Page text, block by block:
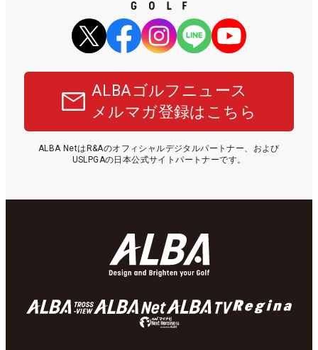
ALBAゴルフニュース
メルマガ登録はこちら
ALBA NetはR&Aのオフィシャルデジタルパートナー、および
USLPGAの日本公式サイトパートナーです。